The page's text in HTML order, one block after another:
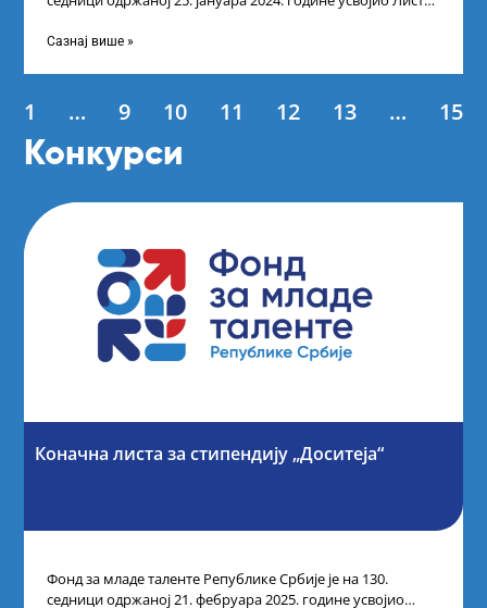
Сазнај више »
1 … 9 10 11 12 13 … 15
Конкурси
Коначна листа за стипендију „Доситеја“
Фонд за младе таленте Републике Србије је на 130.
седници одржаној 21. фебруара 2025. године усвојио